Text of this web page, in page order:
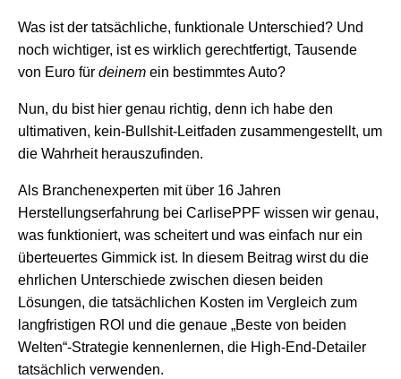
Was ist der tatsächliche, funktionale Unterschied? Und
noch wichtiger, ist es wirklich gerechtfertigt, Tausende
von Euro für deinem ein bestimmtes Auto?
Nun, du bist hier genau richtig, denn ich habe den
ultimativen, kein-Bullshit-Leitfaden zusammengestellt, um
die Wahrheit herauszufinden.
Als Branchenexperten mit über 16 Jahren
Herstellungserfahrung bei CarlisePPF wissen wir genau,
was funktioniert, was scheitert und was einfach nur ein
überteuertes Gimmick ist. In diesem Beitrag wirst du die
ehrlichen Unterschiede zwischen diesen beiden
Lösungen, die tatsächlichen Kosten im Vergleich zum
langfristigen ROI und die genaue „Beste von beiden
Welten“-Strategie kennenlernen, die High-End-Detailer
tatsächlich verwenden.